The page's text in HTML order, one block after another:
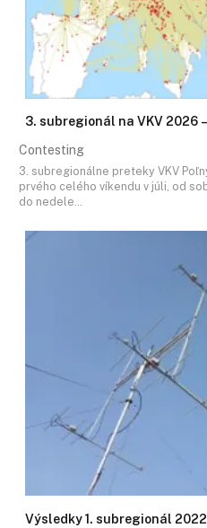
3. subregionál na VKV 2026
Contesting
3. subregionálne preteky VKV
prvého celého víkendu v júli, od
do nedele…
Výsledky 1. subregionál 2022